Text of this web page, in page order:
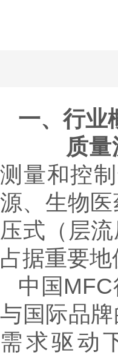
一、行业
质量流
测量和控
源、生物
压式（层
占据重要地
中国
与国际品
需求驱动